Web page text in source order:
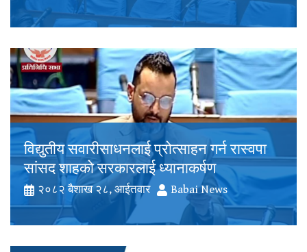
विद्युतीय सवारीसाधनलाई प्रोत्साहन गर्न रास्वपा
सांसद शाहको सरकारलाई ध्यानाकर्षण
२०८२ बैशाख २८, आईतवार Babai News